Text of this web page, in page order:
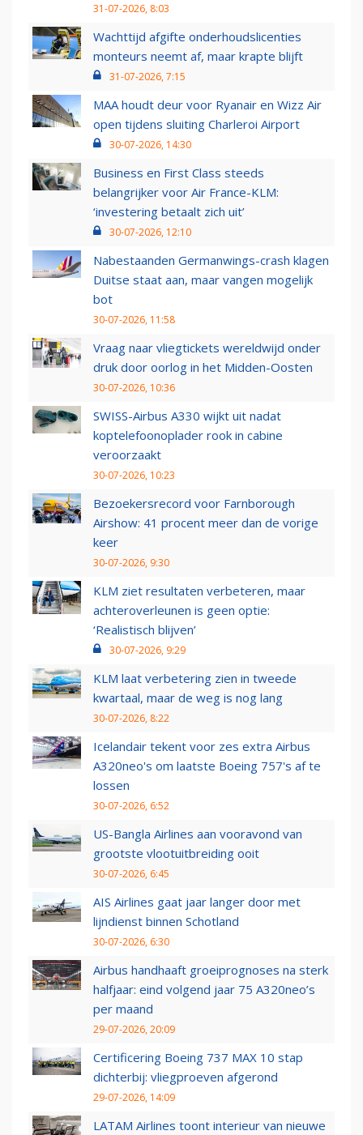
31-07-2026, 8:03
Wachttijd afgifte onderhoudslicenties
monteurs neemt af, maar krapte blijft
31-07-2026, 7:15
MAA houdt deur voor Ryanair en Wizz Air
open tijdens sluiting Charleroi Airport
30-07-2026, 14:30
Business en First Class steeds
belangrijker voor Air France-KLM:
‘investering betaalt zich uit’
30-07-2026, 12:10
Nabestaanden Germanwings-crash klagen
Duitse staat aan, maar vangen mogelijk
bot
30-07-2026, 11:58
Vraag naar vliegtickets wereldwijd onder
druk door oorlog in het Midden-Oosten
30-07-2026, 10:36
SWISS-Airbus A330 wijkt uit nadat
koptelefoonoplader rook in cabine
veroorzaakt
30-07-2026, 10:23
Bezoekersrecord voor Farnborough
Airshow: 41 procent meer dan de vorige
keer
30-07-2026, 9:30
KLM ziet resultaten verbeteren, maar
achteroverleunen is geen optie:
‘Realistisch blijven’
30-07-2026, 9:29
KLM laat verbetering zien in tweede
kwartaal, maar de weg is nog lang
30-07-2026, 8:22
Icelandair tekent voor zes extra Airbus
A320neo's om laatste Boeing 757's af te
lossen
30-07-2026, 6:52
US-Bangla Airlines aan vooravond van
grootste vlootuitbreiding ooit
30-07-2026, 6:45
AIS Airlines gaat jaar langer door met
lijndienst binnen Schotland
30-07-2026, 6:30
Airbus handhaaft groeiprognoses na sterk
halfjaar: eind volgend jaar 75 A320neo’s
per maand
29-07-2026, 20:09
Certificering Boeing 737 MAX 10 stap
dichterbij: vliegproeven afgerond
29-07-2026, 14:09
LATAM Airlines toont interieur van nieuwe